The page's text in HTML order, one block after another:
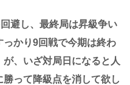
避し、最終局は昇級争い
かり9回戦で今期は終わ
、いざ対局日になると人
って降級点を消して欲し